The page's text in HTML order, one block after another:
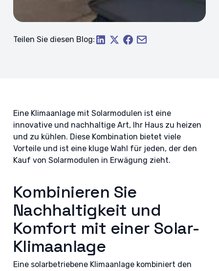
Teilen Sie diesen Blog:
Eine Klimaanlage mit Solarmodulen ist eine
innovative und nachhaltige Art, Ihr Haus zu heizen
und zu kühlen. Diese Kombination bietet viele
Vorteile und ist eine kluge Wahl für jeden, der den
Kauf von Solarmodulen in Erwägung zieht.
Kombinieren Sie
Nachhaltigkeit und
Komfort mit einer Solar-
Klimaanlage
Eine solarbetriebene Klimaanlage kombiniert den